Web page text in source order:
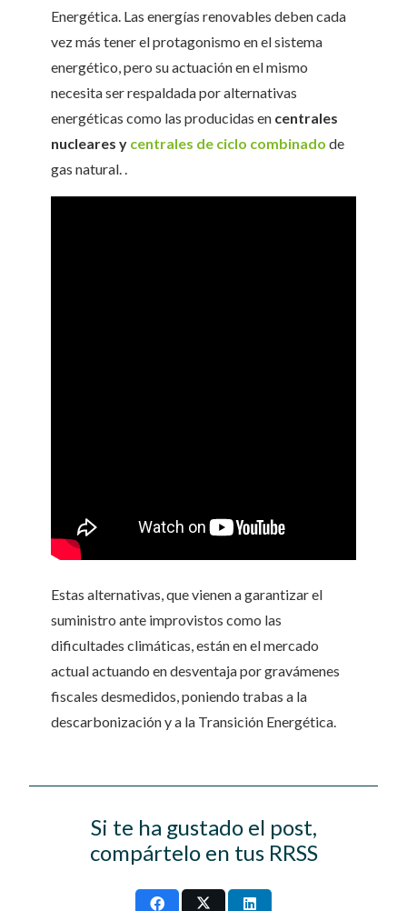
Energética. Las energías renovables deben cada
vez más tener el protagonismo en el sistema
energético, pero su actuación en el mismo
necesita ser respaldada por alternativas
energéticas como las producidas en centrales
nucleares y centrales de ciclo combinado de
gas natural. .
Estas alternativas, que vienen a garantizar el
suministro ante improvistos como las
dificultades climáticas, están en el mercado
actual actuando en desventaja por gravámenes
fiscales desmedidos, poniendo trabas a la
descarbonización y a la Transición Energética.
Si te ha gustado el post,
compártelo en tus RRSS